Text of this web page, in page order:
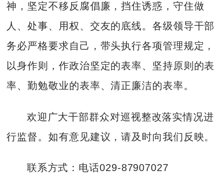
神，坚定不移反腐倡廉，挡住诱惑，守住做
人、处事、用权、交友的底线。各级领导干部
务必严格要求自己，带头执行各项管理规定，
以身作则，作政治坚定的表率、坚持原则的表
率、勤勉敬业的表率、清正廉洁的表率。
欢迎广大干部群众对巡视整改落实情况进
行监督。如有意见建议，请及时向我们反映。
联系方式：电话029-87907027